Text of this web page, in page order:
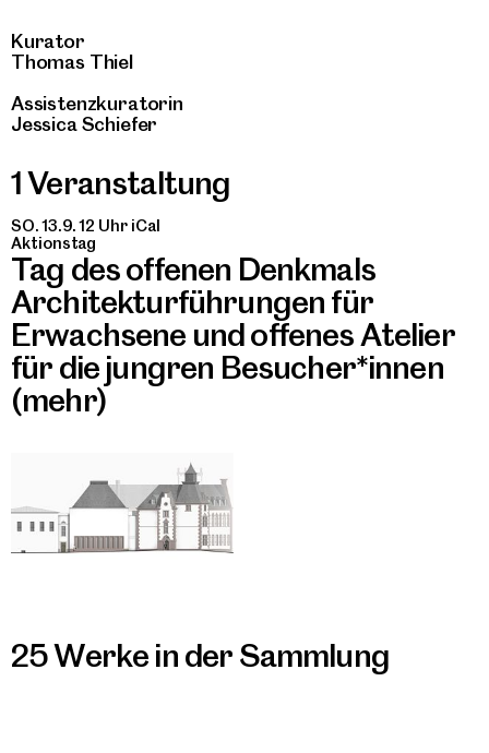
Kurator
Thomas Thiel
Assistenzkuratorin
Jessica Schiefer
1 Veranstaltung
SO. 13.9. 12 Uhr iCal
Aktionstag
Tag des offenen Denkmals
Architekturführungen für
Erwachsene und offenes Atelier
für die jungren Besucher*innen
(mehr)
25 Werke in der Sammlung